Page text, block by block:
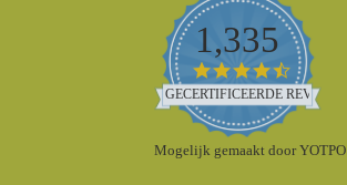
1,335
4.5
star
rating
GECERTIFICEERDE REVIEWS
Mogelijk gemaakt door YOTPO